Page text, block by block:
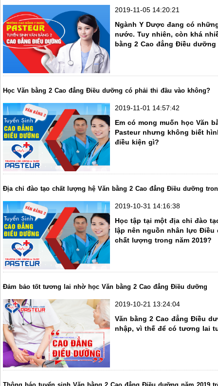
2019-11-05 14:20:21
Ngành Y Dược đang có
nước. Tuy nhiên, còn khá
bằng 2 Cao đẳng Điều dưỡng
Học Văn bằng 2 Cao đẳng Điều dưỡng có phải thi đầu vào không?
2019-11-01 14:57:42
Em có mong muốn học Văn
Pasteur nhưng không biết
điều kiện gì?
Địa chỉ đào tạo chất lượng hệ Văn bằng 2 Cao đẳng Điều dưỡng
2019-10-31 14:16:38
Học tập tại một địa chỉ đào
lập nên nguồn nhân lực Điều
chất lượng trong năm 2019?
Đảm bảo tốt tương lai nhờ học Văn bằng 2 Cao đẳng Điều dưỡng
2019-10-21 13:24:04
Văn bằng 2 Cao đẳng Điều
nhập, vì thế để có tương lai